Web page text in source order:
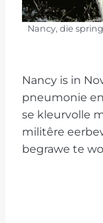
Nancy, die
Nancy is in
pneumonie
se kleurvolle
militêre
begrawe te